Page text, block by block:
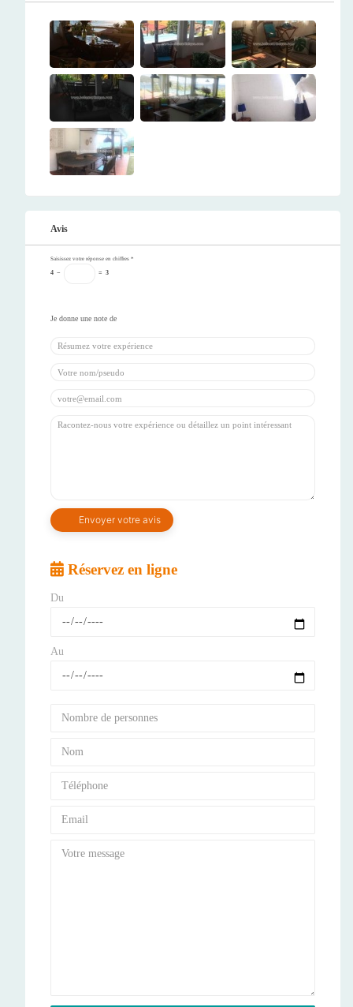
Avis
Saisissez votre réponse en chiffres *
4 − = 3
Réservez en ligne
Du
Au